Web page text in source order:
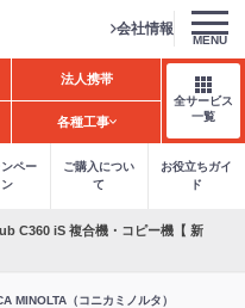
会社情報
MENU
法人携帯
各種工事
全サービス
一覧
ペー
ン
ご購入につい
て
お役立ちガイ
ド
C360 iS 複合機・コピー機【 新
MINOLTA（コニカミノルタ）